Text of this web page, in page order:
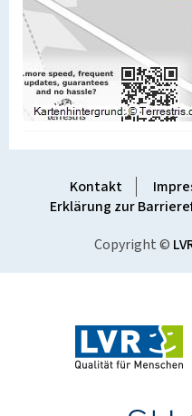
Kontakt
Erklärung zur
Copyright ©